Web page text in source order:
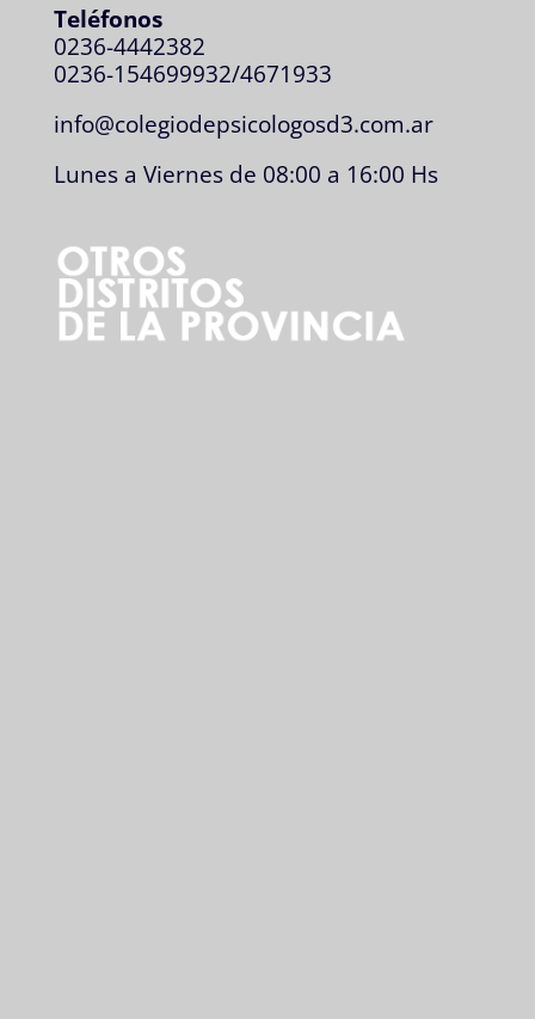
Teléfonos
0236-4442382
0236-154699932/4671933
info@colegiodepsicologosd3.com.ar
Lunes a Viernes de 08:00 a 16:00 Hs